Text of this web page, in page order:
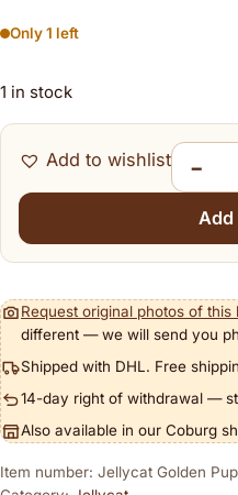
Only 1 left
1 in stock
Add to wishlist −
Jellycat
Add
Request original photos of this
different — we will send you
Shipped with DHL. Free
14-day right of withdrawal —
Also available in our Coburg
Item number: Jellycat Golden